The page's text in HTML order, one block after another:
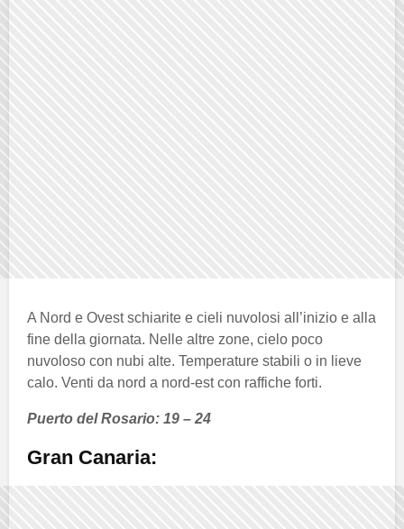
A Nord e Ovest schiarite e cieli nuvolosi all’inizio e alla
fine della giornata. Nelle altre zone, cielo poco
nuvoloso con nubi alte. Temperature stabili o in lieve
calo. Venti da nord a nord-est con raffiche forti.
Puerto del Rosario: 19 – 24
Gran Canaria: